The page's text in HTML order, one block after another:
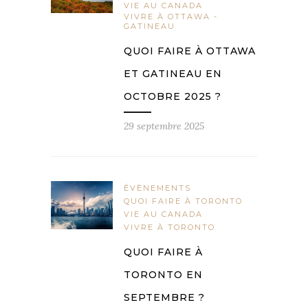
VIE AU CANADA
VIVRE À OTTAWA -
GATINEAU
QUOI FAIRE À OTTAWA
ET GATINEAU EN
OCTOBRE 2025 ?
29 septembre 2025
ÉVÈNEMENTS
QUOI FAIRE À TORONTO
VIE AU CANADA
VIVRE À TORONTO
QUOI FAIRE À
TORONTO EN
SEPTEMBRE ?